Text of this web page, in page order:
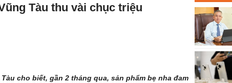
Tàu thu vài chục triệu
cho biết, gần 2 tháng qua, sản phẩm bẹ nha đam